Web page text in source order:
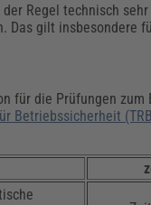
Regel technisch
gilt insbesondere
für die Prüfungen zum
Betriebssicherheit